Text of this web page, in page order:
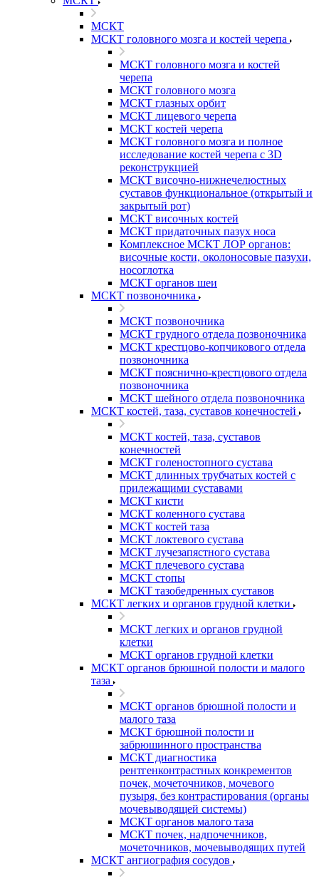
МСКТ
МСКТ головного мозга и костей черепа
МСКТ головного мозга и костей
черепа
МСКТ головного мозга
МСКТ глазных орбит
МСКТ лицевого черепа
МСКТ костей черепа
МСКТ головного мозга и полное
исследование костей черепа с 3D
реконструкцией
МСКТ височно-нижнечелюстных
суставов функциональное (открытый и
закрытый рот)
МСКТ височных костей
МСКТ придаточных пазух носа
Комплексное МСКТ ЛОР органов:
височные кости, околоносовые пазухи,
носоглотка
МСКТ органов шеи
МСКТ позвоночника
МСКТ позвоночника
МСКТ грудного отдела позвоночника
МСКТ крестцово-копчикового отдела
позвоночника
МСКТ пояснично-крестцового отдела
позвоночника
МСКТ шейного отдела позвоночника
МСКТ костей, таза, суставов конечностей
МСКТ костей, таза, суставов
конечностей
МСКТ голеностопного сустава
МСКТ длинных трубчатых костей с
прилежащими суставами
МСКТ кисти
МСКТ коленного сустава
МСКТ костей таза
МСКТ локтевого сустава
МСКТ лучезапястного сустава
МСКТ плечевого сустава
МСКТ стопы
МСКТ тазобедренных суставов
МСКТ легких и органов грудной клетки
МСКТ легких и органов грудной
клетки
МСКТ органов грудной клетки
МСКТ органов брюшной полости и малого
таза
МСКТ органов брюшной полости и
малого таза
МСКТ брюшной полости и
забрюшинного пространства
МСКТ диагностика
рентгенконтрастных конкрементов
почек, мочеточников, мочевого
пузыря, без контрастирования (органы
мочевыводящей системы)
МСКТ органов малого таза
МСКТ почек, надпочечников,
мочеточников, мочевыводящих путей
МСКТ ангиография сосудов